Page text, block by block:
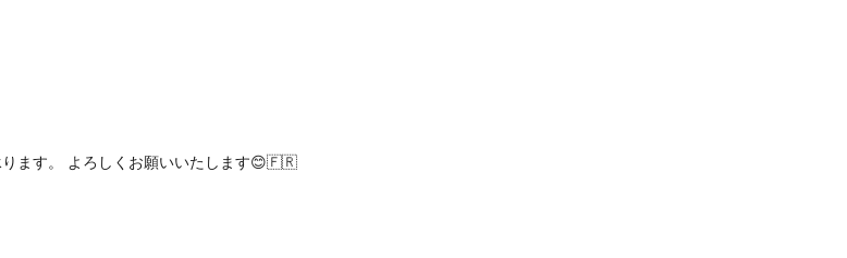
ります。 よろしくお願いいたします😊🇫🇷